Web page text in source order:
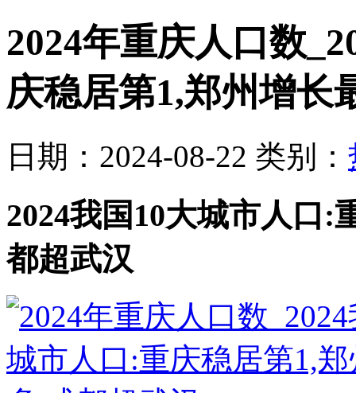
2024年重庆人口数
庆稳居第1,郑州增长
日期：2024-08-22 类别：
2024我国10大城市人口:
都超武汉